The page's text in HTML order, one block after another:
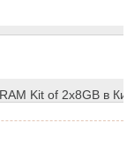
Kit of 2x8GB в